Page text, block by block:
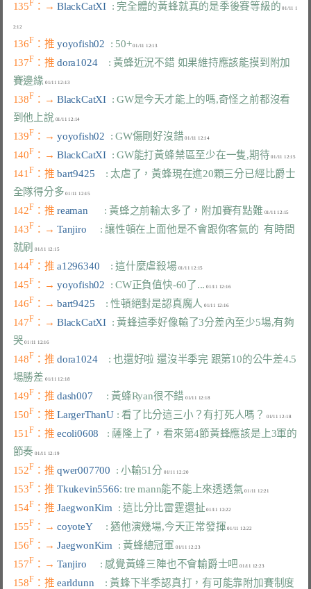
135F ：→ BlackCatXI : 完全體的黃蜂就真的是季後賽等級的 01/11 1
136F ：推 yoyofish02 : 50+ 01/11 12:13
137F ：推 dora1024 : 黃蜂近況不錯 如果維持應該能摸到附加
賽邊緣
01/11 12:13
138F ：→ BlackCatXI : GW是今天才能上的嗎,奇怪之前都沒看
到他上說
139F ：→ yoyofish02 : GW傷剛好沒錯 01/11 12:14
140F ：→ BlackCatXI : GW能打黃蜂禁區至少在一隻,期待 01/11 12:15
141 F ：推 bart9425 : 太虐了，黃蜂現在進20顆三分已經比爵士
全隊得分多
01/11 12:15
142F ：推 reaman : 黃蜂之前輸太多了，附加賽有點難
143F ：→ Tanjiro : 讓性頓在上面他是不會跟你客氣的  有時間
就刷
01/11 12:15
144F ：推 a1296340 : 這什麼虐殺場
145F ：→ yoyofish02 : CW正負值快-60了... 01/11 12:16
146F ：→ bart9425 : 性頓絕對是認真魔人 01/11 12:16
147F ：→ BlackCatXI : 黃蜂這季好像輸了3分差內至少5場,有夠
哭
01/11 12:16
148F ：推 dora1024 : 也還好啦 還沒半季完 跟第10的公牛差4.5
場勝差
01/11 12:18
149F ：推 dash007 : 黃蜂Ryan很不錯 01/11 12:18
150F ：推 LargerThanU : 看了比分這三小？有打死人嗎？ 01/11 12:18
151 F ：推 ecoli0608 : 薩隆上了，看來第4節黃蜂應該是上3軍的
節奏
01/11 12:19
152F ：推 qwer007700 : 小輸51分 01/11 12:20
153F ：推 Tkukevin5566: tre mann能不能上來透透氣
154F ：推 JaegwonKim : 這比分比雷霆還扯
155F ：→ coyoteY : 猶他演幾場,今天正常發揮
156F ：→ JaegwonKim : 黃蜂總冠軍 01/11 12:23
157F ：→ Tanjiro : 感覺黃蜂三陣也不會輸爵士吧 01/11 12:23
158F ：推 earldunn : 黃蜂下半季認真打，有可能靠附加賽制度